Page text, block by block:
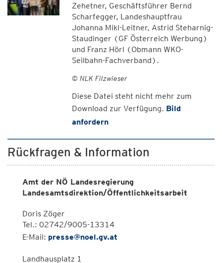
Zehetner, Geschäftsführer Bernd
Scharfegger, Landeshauptfrau
Johanna Mikl-Leitner, Astrid Steharnig-
Staudinger (GF Österreich Werbung)
und Franz Hörl (Obmann WKO-
Seilbahn-Fachverband).
© NLK Filzwieser
Diese Datei steht nicht mehr zum
Download zur Verfügung. Bild
anfordern
Rückfragen & Information
Amt der NÖ Landesregierung
Landesamtsdirektion/Öffentlichkeitsarbeit
Doris Zöger
Tel.: 02742/9005-13314
E-Mail: presse@noel.gv.at
Landhausplatz 1